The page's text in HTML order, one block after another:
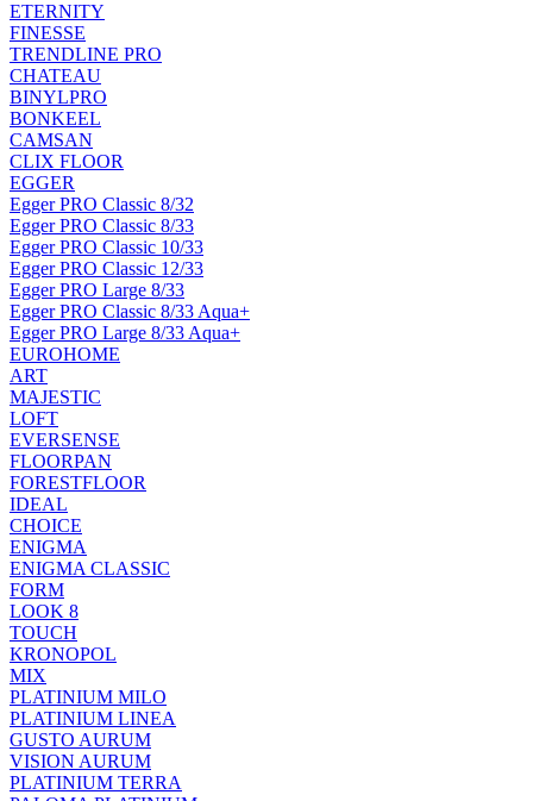
ETERNITY
FINESSE
TRENDLINE PRO
CHATEAU
BINYLPRO
BONKEEL
CAMSAN
CLIX FLOOR
EGGER
Egger PRO Classic 8/32
Egger PRO Classic 8/33
Egger PRO Classic 10/33
Egger PRO Classic 12/33
Egger PRO Large 8/33
Egger PRO Classic 8/33 Aqua+
Egger PRO Large 8/33 Aqua+
EUROHOME
ART
MAJESTIC
LOFT
EVERSENSE
FLOORPAN
FORESTFLOOR
IDEAL
CHOICE
ENIGMA
ENIGMA CLASSIC
FORM
LOOK 8
TOUCH
KRONOPOL
MIX
PLATINIUM MILO
PLATINIUM LINEA
GUSTO AURUM
VISION AURUM
PLATINIUM TERRA